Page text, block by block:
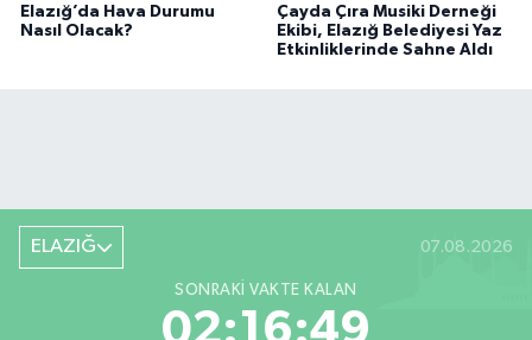
Elazığ’da Hava Durumu
Nasıl Olacak?
Çayda Çıra Musiki Derneği
Ekibi, Elazığ Belediyesi Yaz
Etkinliklerinde Sahne Aldı
ELAZIĞ 07.08.2026
SONRAKI VAKTE KALAN
02:16:48